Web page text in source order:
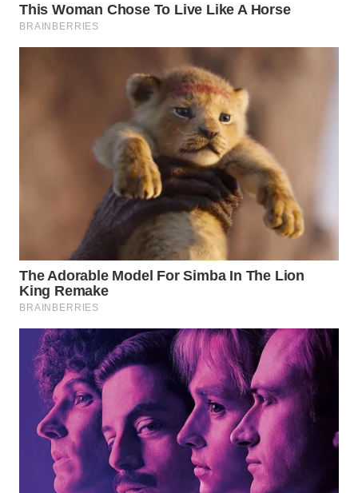
WAHANA
INFRASTRUKTUR
WAHANA
TV
WAHANANEWS
ID
WAHANANEWS
CO ID
WAHANANEWS
NET